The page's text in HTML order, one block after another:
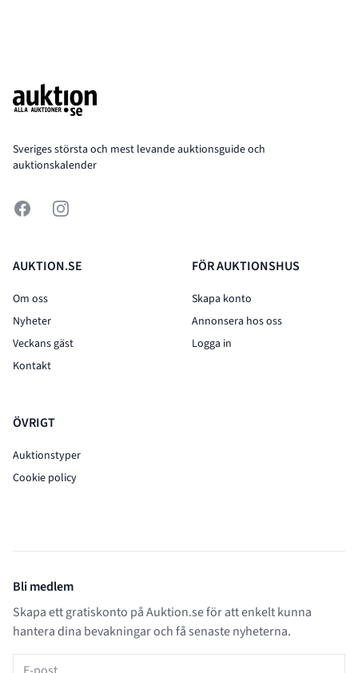
Sveriges största och mest levande auktionsguide och
auktionskalender
FacebookInstagram
AUKTION.SE
Om oss
Nyheter
Veckans gäst
Kontakt
ÖVRIGT
Auktionstyper
Cookie policy
FÖR AUKTIONSHUS
Skapa konto
Annonsera hos oss
Logga in
Bli medlem
Skapa ett gratiskonto på Auktion.se för att enkelt kunna
hantera dina bevakningar och få senaste nyheterna.
E-post